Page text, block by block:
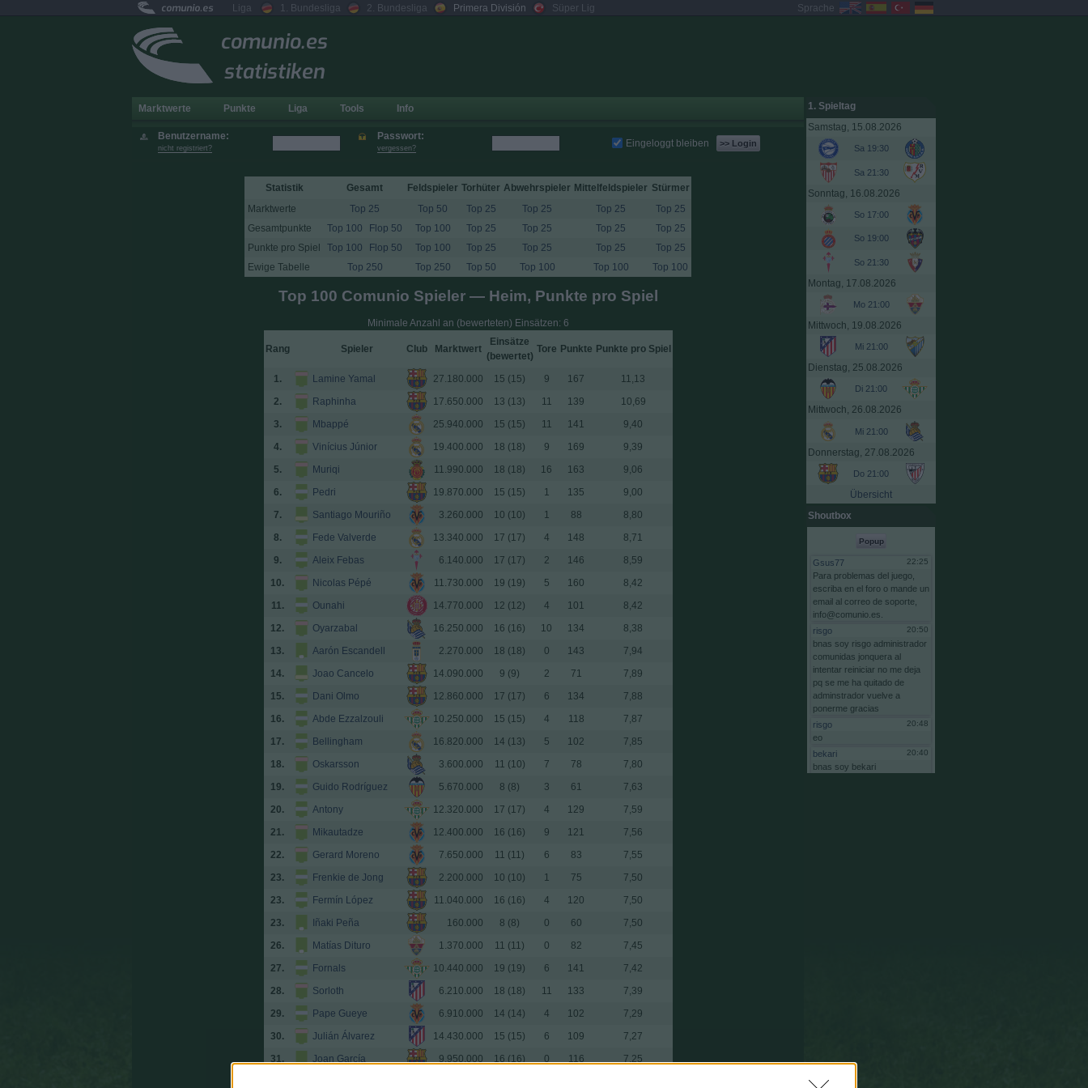
comunio.es Liga 1. Bundesliga 2. Bundesliga Primera División Süper Lig Sprache
comunio.es
statistiken
Marktwerte Punkte Liga Tools Info
Benutzername:
nicht registriert?
Passwort:
vergessen? Eingeloggt bleiben >> Login
Statistik Gesamt Feldspieler Torhüter Abwehrspieler Mittelfeldspieler Stürmer
Marktwerte
Top 25 Top 50 Top 25 Top 25 Top 25
Top 25
Gesamtpunkte
Top 100 Flop 50 Top 100 Top 25 Top 25 Top 25
Top 25
Punkte pro Spiel
Top 100 Flop 50 Top 100 Top 25 Top 25 Top 25
Top 25
Ewige Tabelle
Top 250 Top 250 Top 50 Top 100 Top 100 Top 100
Top 100 Comunio Spieler — Heim, Punkte pro Spiel
Minimale Anzahl an (bewerteten) Einsätzen: 6
Rang Spieler Club Marktwert
Einsätze
(bewertet)
Tore Punkte Punkte pro Spiel
1. Lamine Yamal 27.180.000 15 (15) 9 167
11,13
2.
Raphinha 17.650.000 13 (13) 11 139
10,69
3.
Mbappé 25.940.000 15 (15) 11 141
9,40
4.
Vinícius Júnior 19.400.000 18 (18) 9 169
9,39
5.
Muriqi 11.990.000 18 (18) 16 163
9,06
6.
Pedri 19.870.000 15 (15) 1 135
9,00
7.
Santiago Mouriño 3.260.000 10 (10) 1 88
8,80
8.
Fede Valverde 13.340.000 17 (17) 4 148
8,71
9.
Aleix Febas 6.140.000 17 (17) 2 146
8,59
10.
Nicolas Pépé 11.730.000 19 (19) 5 160
8,42
11.
Ounahi 14.770.000 12 (12) 4 101
8,42
12.
Oyarzabal 16.250.000 16 (16) 10 134
8,38
13.
Aarón Escandell 2.270.000 18 (18) 0 143
7,94
14.
Joao Cancelo 14.090.000 9 (9) 2 71
7,89
15.
Dani Olmo 12.860.000 17 (17) 6 134
7,88
16.
Abde Ezzalzouli 10.250.000 15 (15) 4 118
7,87
17.
Bellingham 16.820.000 14 (13) 5 102
7,85
18.
Oskarsson 3.600.000 11 (10) 7 78
7,80
19.
Guido Rodríguez 5.670.000 8 (8) 3 61
7,63
20.
Antony 12.320.000 17 (17) 4 129
7,59
21.
Mikautadze 12.400.000 16 (16) 9 121
7,56
22.
Gerard Moreno 7.650.000 11 (11) 6 83
7,55
23.
Frenkie de Jong 2.200.000 10 (10) 1 75
7,50
23.
Fermín López 11.040.000 16 (16) 4 120
7,50
23.
Iñaki Peña 160.000 8 (8) 0 60
7,50
26.
Matías Dituro 1.370.000 11 (11) 0 82
7,45
27.
Fornals 10.440.000 19 (19) 6 141
7,42
28.
Sorloth 6.210.000 18 (18) 11 133
7,39
29.
Pape Gueye 6.910.000 14 (14) 4 102
7,29
30.
Julián Álvarez 14.430.000 15 (15) 6 109
7,27
31.
Joan García 9.950.000 16 (16) 0 116
7,25
1. Spieltag
Samstag, 15.08.2026
Sa 19:30
Sa 21:30
Sonntag, 16.08.2026
So 17:00
So 19:00
So 21:30
Montag, 17.08.2026
Mo 21:00
Mittwoch, 19.08.2026
Mi 21:00
Dienstag, 25.08.2026
Di 21:00
Mittwoch, 26.08.2026
Mi 21:00
Donnerstag, 27.08.2026
Do 21:00
Übersicht
Shoutbox
Popup
22:25
Gsus77
Para problemas del juego,
escriba en el foro o mande un
email al correo de soporte,
info@comunio.es.
20:50
risgo
bnas soy risgo administrador
comunidas jonquera al
intentar reiniciar no me deja
pq se me ha quitado de
adminstrador vuelve a
ponerme gracias
20:48
risgo
eo
20:40
bekari
bnas soy bekari
quita de la cabeza